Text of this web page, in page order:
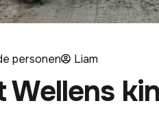
personen Liam
Wellens